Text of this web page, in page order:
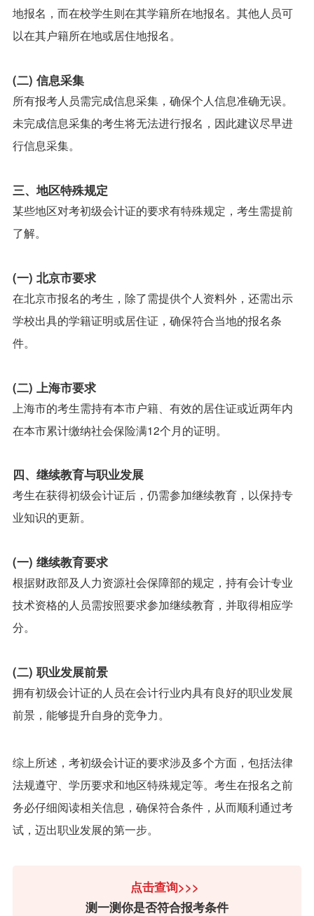
地报名，而在校学生则在其学籍所在地报名。其他人员可
以在其户籍所在地或居住地报名。
(二) 信息采集
所有报考人员需完成信息采集，确保个人信息准确无误。
未完成信息采集的考生将无法进行报名，因此建议尽早进
行信息采集。
三、地区特殊规定
某些地区对考初级会计证的要求有特殊规定，考生需提前
了解。
(一) 北京市要求
在北京市报名的考生，除了需提供个人资料外，还需出示
学校出具的学籍证明或居住证，确保符合当地的报名条
件。
(二) 上海市要求
上海市的考生需持有本市户籍、有效的居住证或近两年内
在本市累计缴纳社会保险满12个月的证明。
四、继续教育与职业发展
考生在获得初级会计证后，仍需参加继续教育，以保持专
业知识的更新。
(一) 继续教育要求
根据财政部及人力资源社会保障部的规定，持有会计专业
技术资格的人员需按照要求参加继续教育，并取得相应学
分。
(二) 职业发展前景
拥有初级会计证的人员在会计行业内具有良好的职业发展
前景，能够提升自身的竞争力。
综上所述，考初级会计证的要求涉及多个方面，包括法律
法规遵守、学历要求和地区特殊规定等。考生在报名之前
务必仔细阅读相关信息，确保符合条件，从而顺利通过考
试，迈出职业发展的第一步。
点击查询>>>
测一测你是否符合报考条件